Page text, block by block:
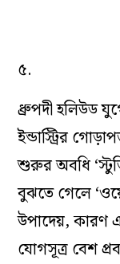
৫.
ধ্রুপদী হলিউড
ইন্ডাস্ট্রির
শুরুর অবধি‘
বুঝতে গেলে‘
উপাদেয়, কারণ
যোগসূত্র বেশ